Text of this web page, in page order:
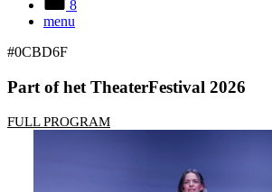
8
menu
#0CBD6F
Part of het TheaterFestival 2026
FULL PROGRAM